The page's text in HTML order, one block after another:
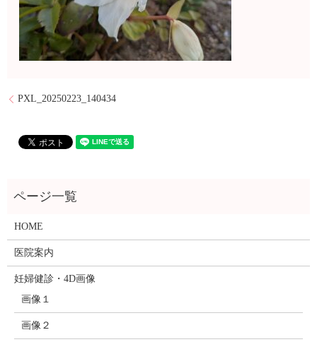
PXL_20250223_140434
HOME
医院案内
妊婦健診・4D画像
画像１
画像２